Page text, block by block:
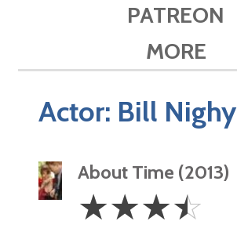
PATREON
MORE
Actor: Bill Nighy
About Time (2013)
3.5
Stars
☆☆☆☆